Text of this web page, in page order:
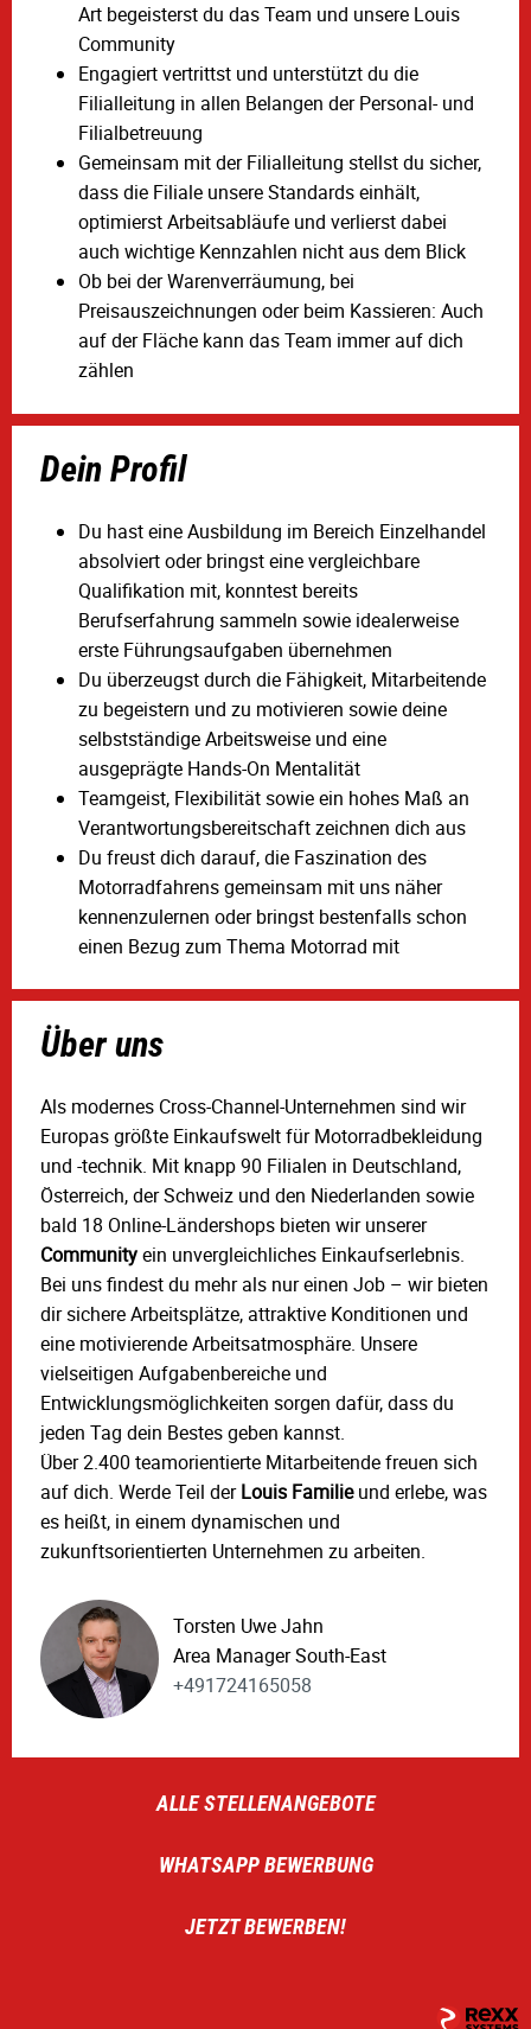
Art begeisterst du das Team und unsere Louis
Community
Engagiert vertrittst und unterstützt du die
Filialleitung in allen Belangen der Personal- und
Filialbetreuung
Gemeinsam mit der Filialleitung stellst du sicher,
dass die Filiale unsere Standards einhält,
optimierst Arbeitsabläufe und verlierst dabei
auch wichtige Kennzahlen nicht aus dem Blick
Ob bei der Warenverräumung, bei
Preisauszeichnungen oder beim Kassieren: Auch
auf der Fläche kann das Team immer auf dich
zählen
Dein Profil
Du hast eine Ausbildung im Bereich Einzelhandel
absolviert oder bringst eine vergleichbare
Qualifikation mit, konntest bereits
Berufserfahrung sammeln sowie idealerweise
erste Führungsaufgaben übernehmen
Du überzeugst durch die Fähigkeit, Mitarbeitende
zu begeistern und zu motivieren sowie deine
selbstständige Arbeitsweise und eine
ausgeprägte Hands-On Mentalität
Teamgeist, Flexibilität sowie ein hohes Maß an
Verantwortungsbereitschaft zeichnen dich aus
Du freust dich darauf, die Faszination des
Motorradfahrens gemeinsam mit uns näher
kennenzulernen oder bringst bestenfalls schon
einen Bezug zum Thema Motorrad mit
Über uns
Als modernes Cross-Channel-Unternehmen sind wir
Europas größte Einkaufswelt für Motorradbekleidung
und -technik. Mit knapp 90 Filialen in Deutschland,
Österreich, der Schweiz und den Niederlanden sowie
bald 18 Online-Ländershops bieten wir unserer
Communityein unvergleichliches Einkaufserlebnis.
Bei uns findest du mehr als nur einen Job – wir bieten
dir sichere Arbeitsplätze, attraktive Konditionen und
eine motivierende Arbeitsatmosphäre. Unsere
vielseitigen Aufgabenbereiche und
Entwicklungsmöglichkeiten sorgen dafür, dass du
jeden Tag dein Bestes geben kannst.
Über 2.400 teamorientierte Mitarbeitende freuen sich
auf dich. Werde Teil derLouis Familieund erlebe, was
es heißt, in einem dynamischen und
zukunftsorientierten Unternehmen zu arbeiten.
Torsten Uwe Jahn
Area Manager South-East
+491724165058
ALLE STELLENANGEBOTE
WHATSAPP BEWERBUNG
JETZT BEWERBEN!